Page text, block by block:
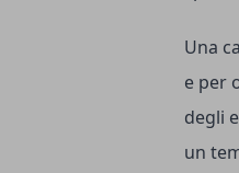
Una
e per
degli
un